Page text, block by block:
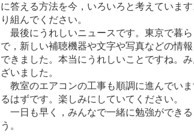
に答える方法を今，いろいろと考えていま
り組んでください。
最後にうれしいニュースです。東京で暮
で，新しい補聴機器や文字や写真などの情
できました。本当にうれしいことですね。
ざいました。
教室のエアコンの工事も順調に進んでい
るはずです。楽しみにしていてください。
一日も早く，みんなで一緒に勉強ができ
う。